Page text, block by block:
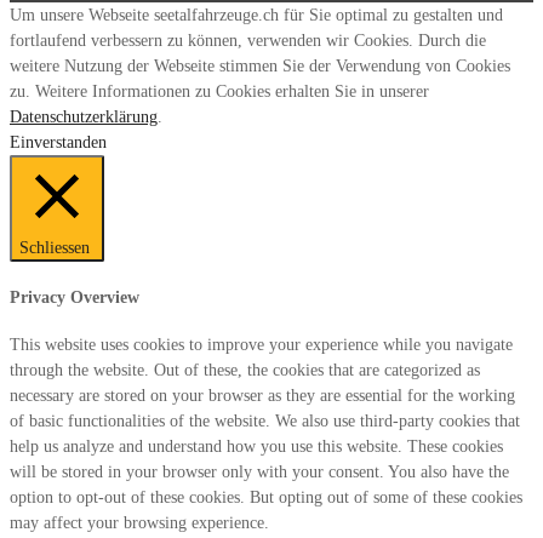
Um unsere Webseite seetalfahrzeuge.ch für Sie optimal zu gestalten und
fortlaufend verbessern zu können, verwenden wir Cookies. Durch die
weitere Nutzung der Webseite stimmen Sie der Verwendung von Cookies
zu. Weitere Informationen zu Cookies erhalten Sie in unserer
Datenschutzerklärung
Einverstanden
Schliessen
Privacy Overview
This website uses cookies to improve your experience while you navigate
through the website. Out of these, the cookies that are categorized as
necessary are stored on your browser as they are essential for the working
of basic functionalities of the website. We also use third-party cookies that
help us analyze and understand how you use this website. These cookies
will be stored in your browser only with your consent. You also have the
option to opt-out of these cookies. But opting out of some of these cookies
may affect your browsing experience.